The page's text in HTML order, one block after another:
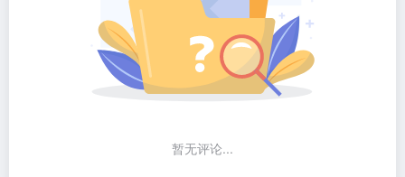
暂无评论...